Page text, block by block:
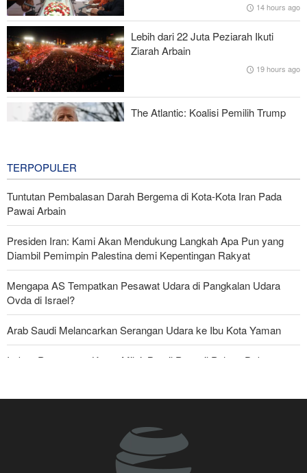
Amerika Serikat Cabut Sebagian Sanksi yang Berkaitan dengan
Iran
Yaman kepada Arab Saudi: Kami akan Balas!
14 hours ago
Lebih dari 22 Juta Peziarah Ikuti
Ziarah Arbain
19 hours ago
The Atlantic: Koalisi Pemilih Trump
TERPOPULER
Tuntutan Pembalasan Darah Bergema di Kota-Kota Iran Pada
Pawai Arbain
Presiden Iran: Kami Akan Mendukung Langkah Apa Pun yang
Diambil Pemimpin Palestina demi Kepentingan Rakyat
Mengapa AS Tempatkan Pesawat Udara di Pangkalan Udara
Ovda di Israel?
Arab Saudi Melancarkan Serangan Udara ke Ibu Kota Yaman
Imbas Pernyataan Kasar Milei; Brasil Panggil Pulang Dubes
Militer Yaman Serang Kapal Tanker Minyak Saudi
Skandal Persenjataan: Dokumen Bocor Ungkap Penjualan Drone